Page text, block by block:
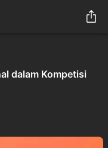
dalam Kompetisi